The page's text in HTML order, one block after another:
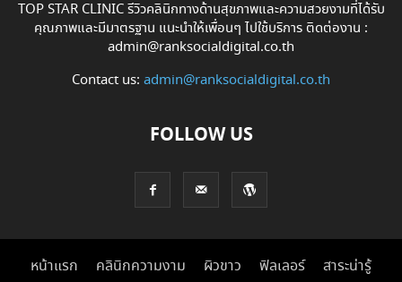
TOP STAR CLINIC รีวิวคลินิกทางด้านสุขภาพและความสวยงามที่ได้รับ
คุณภาพและมีมาตรฐาน แนะนำให้เพื่อนๆ ไปใช้บริการ ติดต่องาน :
admin@ranksocialdigital.co.th
Contact us: admin@ranksocialdigital.co.th
FOLLOW US
หน้าแรก คลินิกความงาม ผิวขาว ฟิลเลอร์ สาระน่ารู้